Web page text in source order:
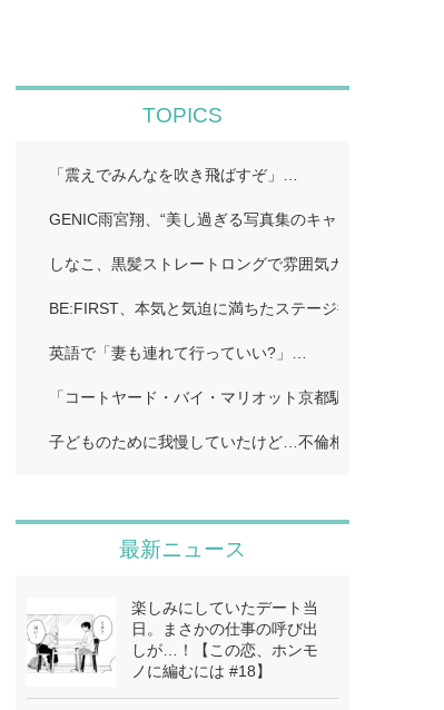
TOPICS
「震えでみんなを吹き飛ばすぞ」…
GENIC雨宮翔、“美し過ぎる写真集のキャッチコピーに
しなこ、黒髪ストレートロングで雰囲気ガラリ「一瞬
BE:FIRST、本気と気迫に満ちたステージ披露…
英語で「妻も連れて行っていい?」…
「コートヤード・バイ・マリオット京都駅」…
子どものために我慢していたけど…不倫相手に「離婚
最新ニュース
楽しみにしていたデート当
日。まさかの仕事の呼び出
しが…！【この恋、ホンモ
ノに編むには #18】